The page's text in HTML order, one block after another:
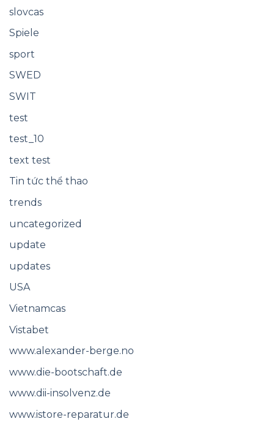
slovcas
Spiele
sport
SWED
SWIT
test
test_10
text test
Tin tức thể thao
trends
uncategorized
update
updates
USA
Vietnamcas
Vistabet
www.alexander-berge.no
www.die-bootschaft.de
www.dii-insolvenz.de
www.istore-reparatur.de